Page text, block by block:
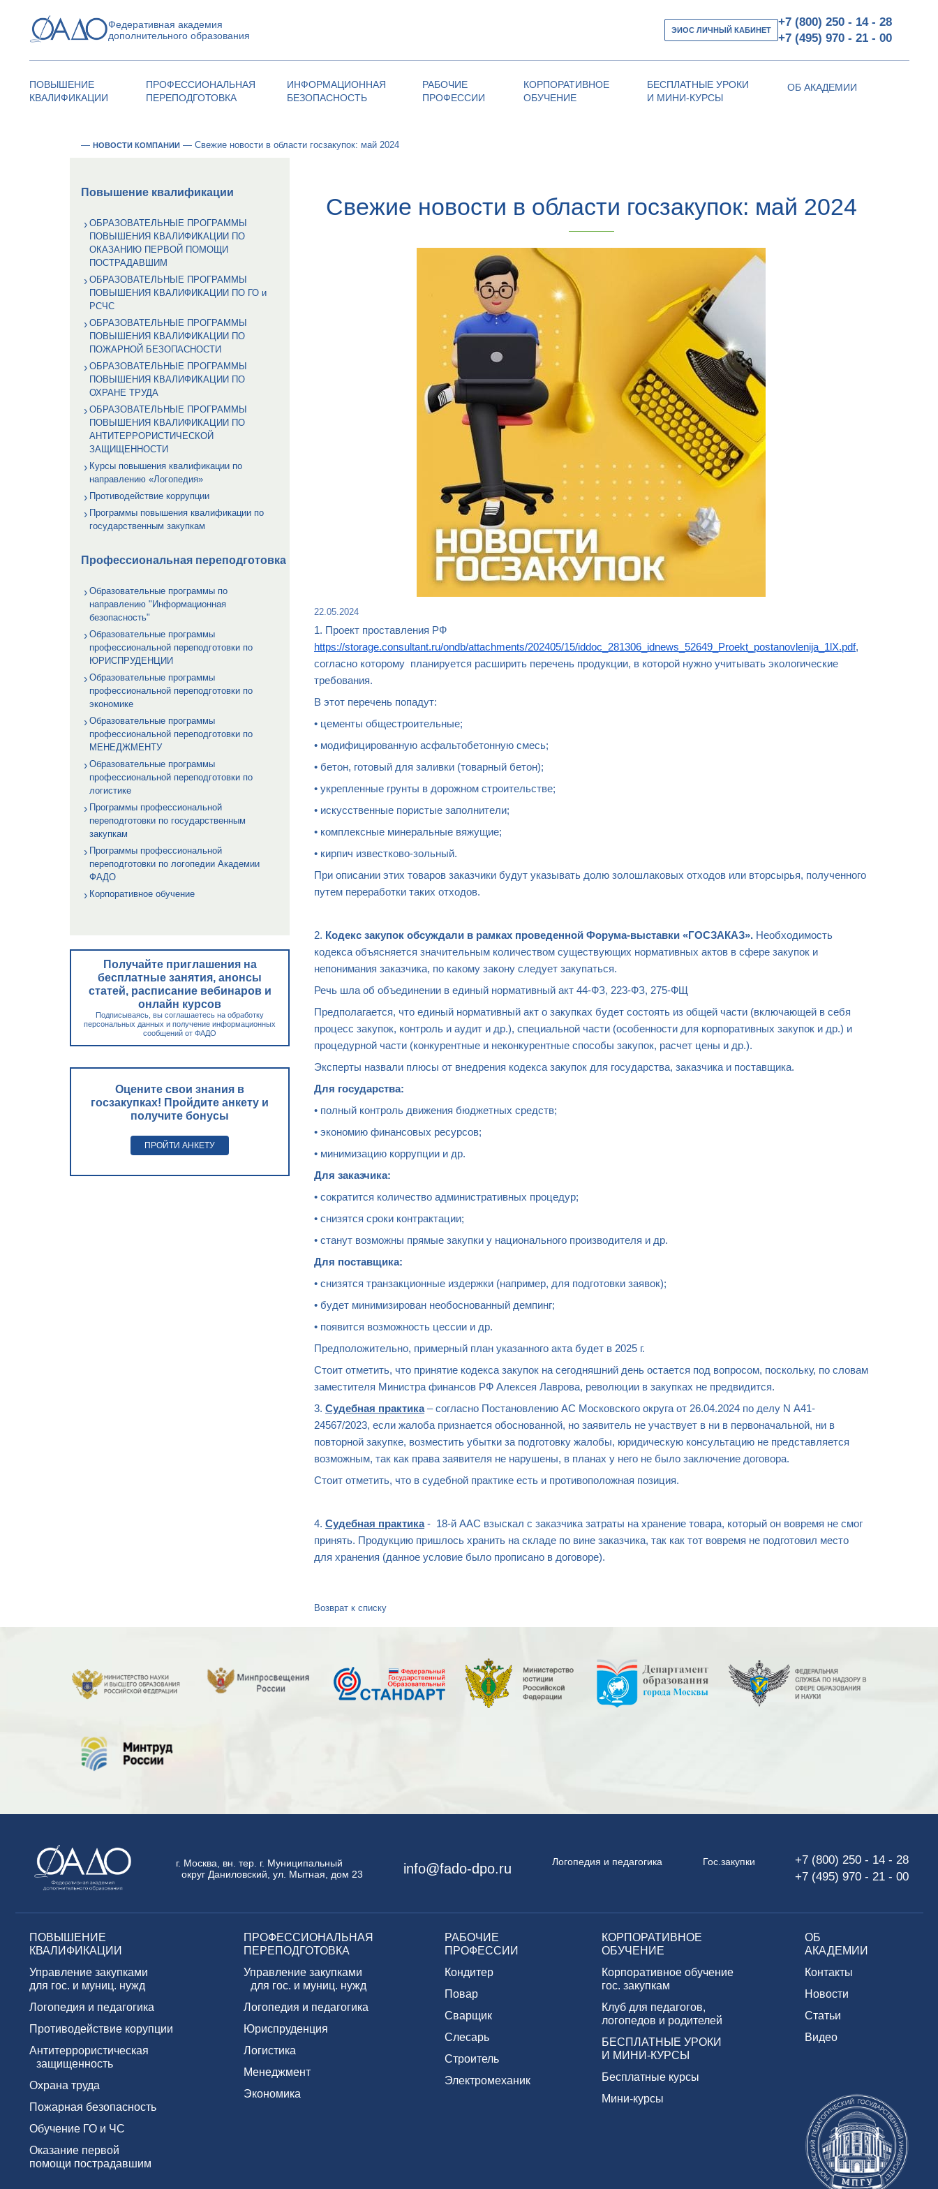
Федеративная академия
дополнительного образования
ЭИОС ЛИЧНЫЙ КАБИНЕТ
+7 (800) 250 - 14 - 28
+7 (495) 970 - 21 - 00
ПОВЫШЕНИЕ
КВАЛИФИКАЦИИ
ПРОФЕССИОНАЛЬНАЯ
ПЕРЕПОДГОТОВКА
ИНФОРМАЦИОННАЯ
БЕЗОПАСНОСТЬ
РАБОЧИЕ
ПРОФЕССИИ
КОРПОРАТИВНОЕ
ОБУЧЕНИЕ
БЕСПЛАТНЫЕ УРОКИ
И МИНИ-КУРСЫ
ОБ АКАДЕМИИ
— НОВОСТИ КОМПАНИИ — Свежие новости в области госзакупок: май 2024
Повышение квалификации
ОБРАЗОВАТЕЛЬНЫЕ ПРОГРАММЫ
ПОВЫШЕНИЯ КВАЛИФИКАЦИИ ПО
ОКАЗАНИЮ ПЕРВОЙ ПОМОЩИ
ПОСТРАДАВШИМ
ОБРАЗОВАТЕЛЬНЫЕ ПРОГРАММЫ
ПОВЫШЕНИЯ КВАЛИФИКАЦИИ ПО ГО и
РСЧС
ОБРАЗОВАТЕЛЬНЫЕ ПРОГРАММЫ
ПОВЫШЕНИЯ КВАЛИФИКАЦИИ ПО
ПОЖАРНОЙ БЕЗОПАСНОСТИ
ОБРАЗОВАТЕЛЬНЫЕ ПРОГРАММЫ
ПОВЫШЕНИЯ КВАЛИФИКАЦИИ ПО
ОХРАНЕ ТРУДА
ОБРАЗОВАТЕЛЬНЫЕ ПРОГРАММЫ
ПОВЫШЕНИЯ КВАЛИФИКАЦИИ ПО
АНТИТЕРРОРИСТИЧЕСКОЙ
ЗАЩИЩЕННОСТИ
Курсы повышения квалификации по
направлению «Логопедия»
Противодействие коррупции
Программы повышения квалификации по
государственным закупкам
Профессиональная переподготовка
Образовательные программы по
направлению "Информационная
безопасность"
Образовательные программы
профессиональной переподготовки по
ЮРИСПРУДЕНЦИИ
Образовательные программы
профессиональной переподготовки по
экономике
Образовательные программы
профессиональной переподготовки по
МЕНЕДЖМЕНТУ
Образовательные программы
профессиональной переподготовки по
логистике
Программы профессиональной
переподготовки по государственным
закупкам
Программы профессиональной
переподготовки по логопедии Академии
ФАДО
Корпоративное обучение
Получайте приглашения на
бесплатные занятия, анонсы
статей, расписание вебинаров и
онлайн курсов
Подписываясь, вы соглашаетесь на обработку
персональных данных и получение информационных
сообщений от ФАДО
Оцените свои знания в
госзакупках! Пройдите анкету и
получите бонусы
ПРОЙТИ АНКЕТУ
Свежие новости в области госзакупок: май 2024
22.05.2024
1. Проект проставления РФ
https://storage.consultant.ru/ondb/attachments/202405/15/iddoc_281306_idnews_52649_Proekt_postanovlenija_1lX.pdf,
согласно которому планируется расширить перечень продукции, в которой нужно учитывать экологические
требования.
В этот перечень попадут:
• цементы общестроительные;
• модифицированную асфальтобетонную смесь;
• бетон, готовый для заливки (товарный бетон);
• укрепленные грунты в дорожном строительстве;
• искусственные пористые заполнители;
• комплексные минеральные вяжущие;
• кирпич известково-зольный.
При описании этих товаров заказчики будут указывать долю золошлаковых отходов или вторсырья, полученного
путем переработки таких отходов.
2. Кодекс закупок обсуждали в рамках проведенной Форума-выставки «ГОСЗАКАЗ». Необходимость
кодекса объясняется значительным количеством существующих нормативных актов в сфере закупок и
непонимания заказчика, по какому закону следует закупаться.
Речь шла об объединении в единый нормативный акт 44-ФЗ, 223-ФЗ, 275-ФЩ
Предполагается, что единый нормативный акт о закупках будет состоять из общей части (включающей в себя
процесс закупок, контроль и аудит и др.), специальной части (особенности для корпоративных закупок и др.) и
процедурной части (конкурентные и неконкурентные способы закупок, расчет цены и др.).
Эксперты назвали плюсы от внедрения кодекса закупок для государства, заказчика и поставщика.
Для государства:
• полный контроль движения бюджетных средств;
• экономию финансовых ресурсов;
• минимизацию коррупции и др.
Для заказчика:
• сократится количество административных процедур;
• снизятся сроки контрактации;
• станут возможны прямые закупки у национального производителя и др.
Для поставщика:
• снизятся транзакционные издержки (например, для подготовки заявок);
• будет минимизирован необоснованный демпинг;
• появится возможность цессии и др.
Предположительно, примерный план указанного акта будет в 2025 г.
Стоит отметить, что принятие кодекса закупок на сегодняшний день остается под вопросом, поскольку, по словам
заместителя Министра финансов РФ Алексея Лаврова, революции в закупках не предвидится.
3. Судебная практика– согласно Постановлению АС Московского округа от 26.04.2024 по делу N А41-
24567/2023, если жалоба признается обоснованной, но заявитель не участвует в ни в первоначальной, ни в
повторной закупке, возместить убытки за подготовку жалобы, юридическую консультацию не представляется
возможным, так как права заявителя не нарушены, в планах у него не было заключение договора.
Стоит отметить, что в судебной практике есть и противоположная позиция.
4. Судебная практика- 18-й ААС взыскал с заказчика затраты на хранение товара, который он вовремя не смог
принять. Продукцию пришлось хранить на складе по вине заказчика, так как тот вовремя не подготовил место
для хранения (данное условие было прописано в договоре).
Возврат к списку
г. Москва, вн. тер. г. Муниципальный
округ Даниловский, ул. Мытная, дом 23
info@fado-dpo.ru Логопедия и педагогика Гос.закупки
+7 (800) 250 - 14 - 28
+7 (495) 970 - 21 - 00
ПОВЫШЕНИЕ
КВАЛИФИКАЦИИ
Управление закупками
для гос. и муниц. нужд
Логопедия и педагогика
Противодействие корупции
Антитеррористическая
защищенность
Охрана труда
Пожарная безопасность
Обучение ГО и ЧС
Оказание первой
помощи пострадавшим
ПРОФЕССИОНАЛЬНАЯ
ПЕРЕПОДГОТОВКА
Управление закупками
для гос. и муниц. нужд
Логопедия и педагогика
Юриспруденция
Логистика
Менеджмент
Экономика
РАБОЧИЕ
ПРОФЕССИИ
Кондитер
Повар
Сварщик
Слесарь
Строитель
Электромеханик
КОРПОРАТИВНОЕ
ОБУЧЕНИЕ
Корпоративное обучение
гос. закупкам
Клуб для педагогов,
логопедов и родителей
БЕСПЛАТНЫЕ УРОКИ
И МИНИ-КУРСЫ
Бесплатные курсы
Мини-курсы
ОБ
АКАДЕМИИ
Контакты
Новости
Статьи
Видео